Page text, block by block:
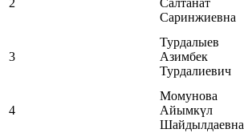
2
Салтанат
Саринжиевна
3
Турдалыев
Азимбек
Турдалиевич
4
Момунова
Айымкүл
Шайдылдаевна